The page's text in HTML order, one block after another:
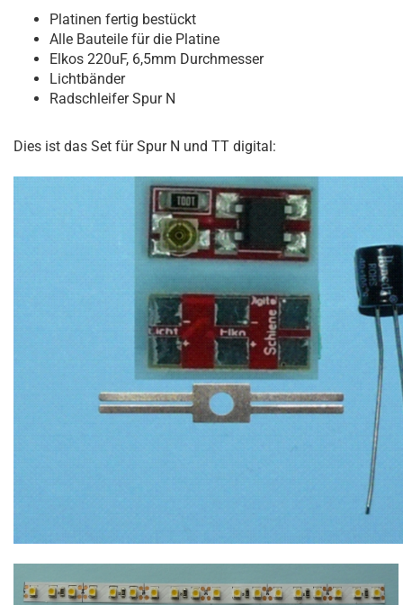
Platinen fertig bestückt
Alle Bauteile für die Platine
Elkos 220uF, 6,5mm Durchmesser
Lichtbänder
Radschleifer Spur N
Dies ist das Set für Spur N und TT digital: